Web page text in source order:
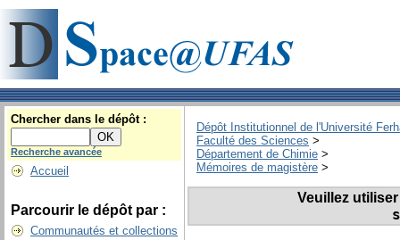
Chercher dans le dépôt :
Recherche avancée
Accueil
Parcourir le dépôt par :
Communautés et collections
Dépôt Institutionnel de l'Université
Faculté des Sciences >
Département de Chimie >
Mémoires de magistère >
Veuillez